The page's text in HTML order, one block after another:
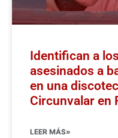
Identifican a
asesinados a
en una
Circunvalar en
LEER MÁS»